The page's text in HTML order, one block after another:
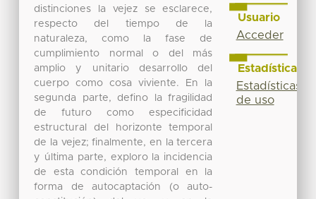
distinciones la vejez se esclarece,
respecto del tiempo de la
naturaleza, como la fase de
cumplimiento normal o del más
amplio y unitario desarrollo del
cuerpo como cosa viviente. En la
segunda parte, defino la fragilidad
de futuro como especificidad
estructural del horizonte temporal
de la vejez; finalmente, en la tercera
y última parte, exploro la incidencia
de esta condición temporal en la
forma de autocaptación (o auto-
Usuario
Acceder
Estadísticas
Estadísticas
de uso